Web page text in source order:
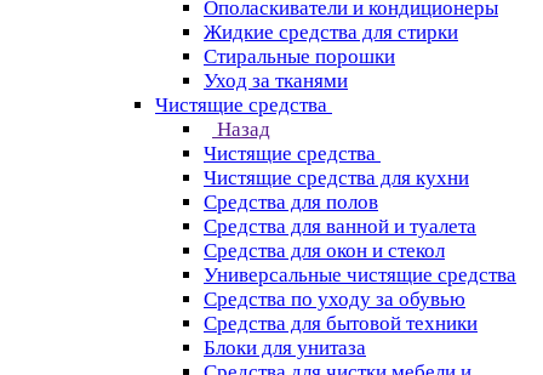
Ополаскиватели и кондиционеры
Жидкие средства для стирки
Стиральные порошки
Уход за тканями
Чистящие средства
Назад
Чистящие средства
Чистящие средства для кухни
Средства для полов
Средства для ванной и туалета
Средства для окон и стекол
Универсальные чистящие средства
Средства по уходу за обувью
Средства для бытовой техники
Блоки для унитаза